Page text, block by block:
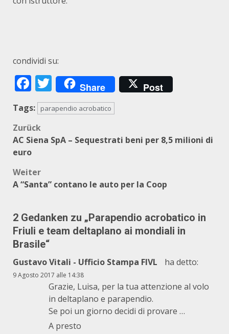
condividi su:
Facebook
Twitter
Share Post
Tags: parapendio acrobatico
Beitragsnavigation
Zurück
AC Siena SpA – Sequestrati beni per 8,5 milioni di
euro
Weiter
A “Santa” contano le auto per la Coop
2 Gedanken zu „Parapendio acrobatico in
Friuli e team deltaplano ai mondiali in
Brasile“
Gustavo Vitali - Ufficio Stampa FIVL ha detto:
9 Agosto 2017 alle 14:38
Grazie, Luisa, per la tua attenzione al volo
in deltaplano e parapendio.
Se poi un giorno decidi di provare …
A presto